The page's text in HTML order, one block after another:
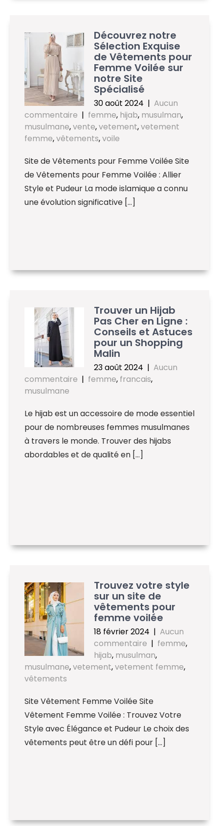
Découvrez notre
Sélection Exquise
de Vêtements pour
Femme Voilée sur
notre Site
Spécialisé
30 août 2024 | Aucun
commentaire | femme, hijab, musulman,
musulmane,vente,vetement,vetement
femme,vêtements,voile
Site de Vêtements pour Femme Voilée Site
de Vêtements pour Femme Voilée : Allier
Style et Pudeur La mode islamique a connu
une évolution significative […]
Trouver un Hijab
Pas Cher en Ligne :
Conseils et Astuces
pour un Shopping
Malin
23 août 2024 | Aucun
commentaire | femme, francais,
musulmane
Le hijab est un accessoire de mode essentiel
pour de nombreuses femmes musulmanes
à travers le monde. Trouver des hijabs
abordables et de qualité en […]
Trouvez votre style
sur un site de
vêtements pour
femme voilée
18 février 2024 | Aucun
commentaire | femme,
hijab, musulman,
musulmane,vetement,vetement femme,
vêtements
Site Vêtement Femme Voilée Site
Vêtement Femme Voilée : Trouvez Votre
Style avec Élégance et Pudeur Le choix des
vêtements peut être un défi pour […]